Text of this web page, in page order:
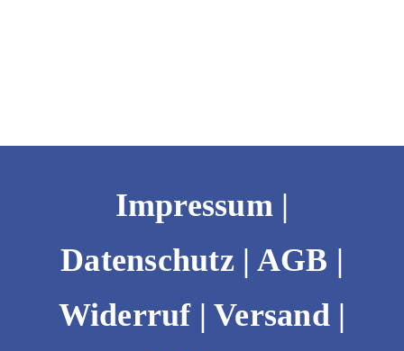
Impressum|
Datenschutz| AGB |
Widerruf|Versand |